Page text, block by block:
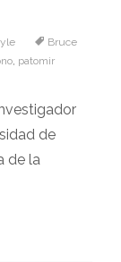
Bruce
, patomir
de
de la